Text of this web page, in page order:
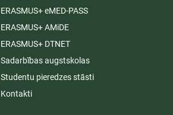
ERASMUS+ eMED-PASS
ERASMUS+ AMiDE
ERASMUS+ DTNET
Sadarbības augstskolas
Studentu pieredzes stāsti
Kontakti